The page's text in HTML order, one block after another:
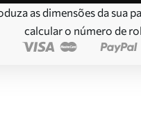
as dimensões da sua
calcular o número de